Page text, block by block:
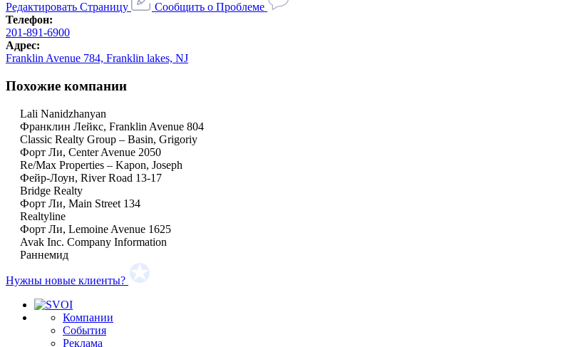
Редактировать Страницу
Сообщить о Проблеме
Телефон:
201-891-6900
Адрес:
Franklin Avenue 784, Franklin lakes, NJ
Похожие компании
Lali Nanidzhanyan
Франклин Лейкс, Franklin Avenue 804
Classic Realty Group – Basin, Grigoriy
Форт Ли, Center Avenue 2050
Re/Max Properties – Kapon, Joseph
Фейр-Лоун, River Road 13-17
Bridge Realty
Форт Ли, Main Street 134
Realtyline
Форт Ли, Lemoine Avenue 1625
Avak Inc. Company Information
Раннемид
Нужны новые клиенты?
Компании
События
Реклама